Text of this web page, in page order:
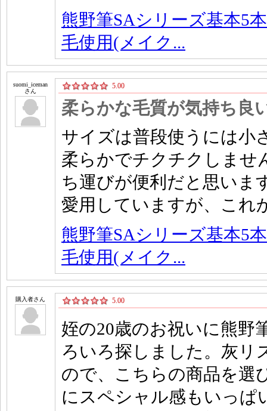
熊野筆SAシリーズ基本5
毛使用(メイク...
suomi_iceman
さん
5.00
柔らかな毛質が気持ち良
サイズは普段使うには小
柔らかでチクチクしませ
ち運びが便利だと思いま
愛用していますが、これ
熊野筆SAシリーズ基本5
毛使用(メイク...
購入者さん 5.00
姪の20歳のお祝いに熊野
ろいろ探しました。灰リ
ので、こちらの商品を選
にスペシャル感もいっぱ